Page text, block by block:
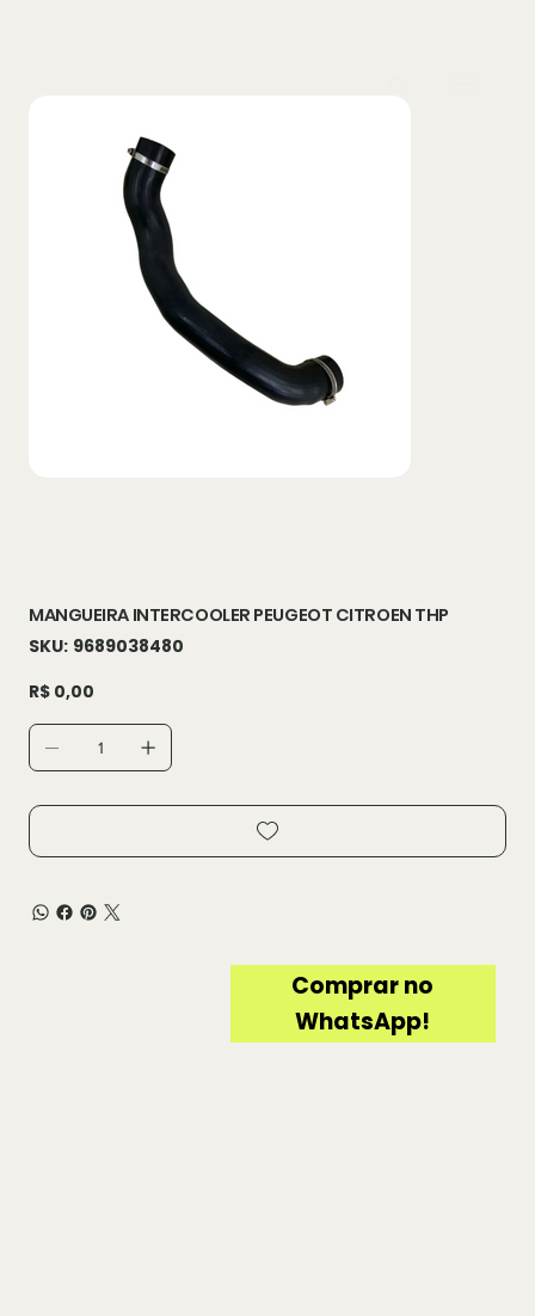
MANGUEIRA INTERCOOLER PEUGEOT CITROEN THP
SKU: SKU
9689038480
9689038480
Preço
R$ 0,00
Comprar no
WhatsApp!